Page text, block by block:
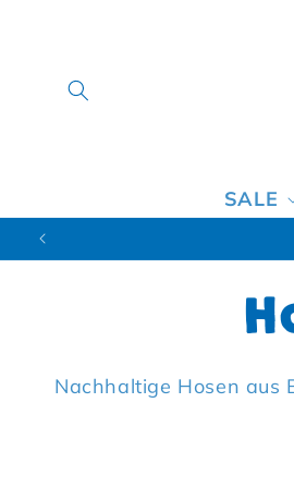
SALE
Nachhaltige Hosen aus